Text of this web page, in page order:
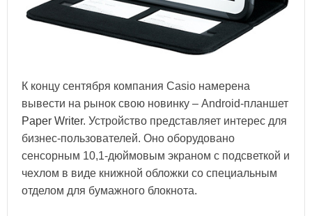
К концу сентября компания Casio намерена
вывести на рынок свою новинку – Android-планшет
Paper Writer. Устройство представляет интерес для
бизнес-пользователей. Оно оборудовано
сенсорным 10,1-дюймовым экраном с подсветкой и
чехлом в виде книжной обложки со специальным
отделом для бумажного блокнота.